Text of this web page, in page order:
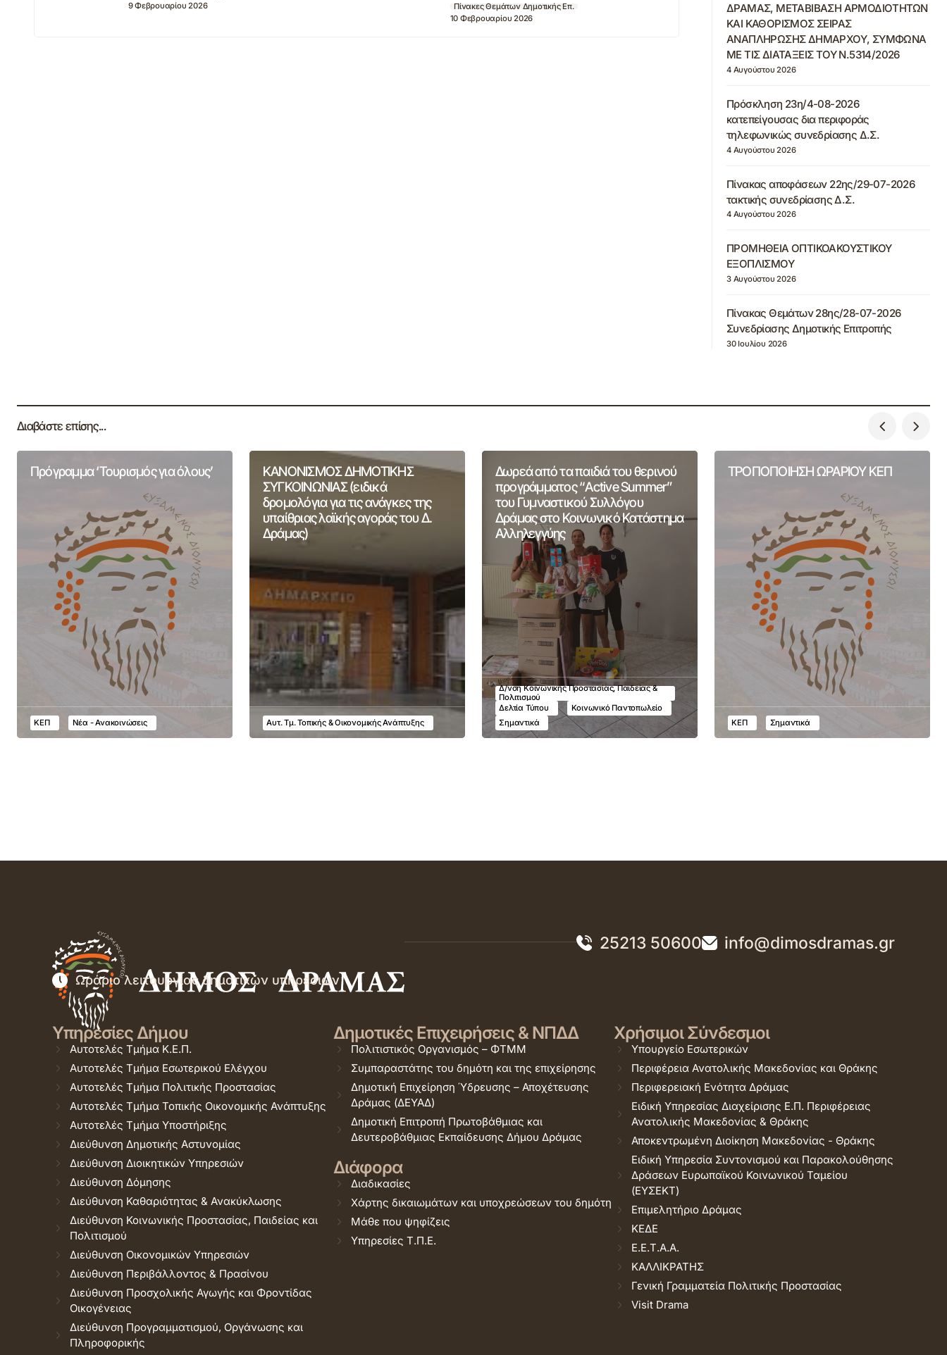
9 Φεβρουαρίου 2026
Πίνακες Θεμάτων Δημοτικής Επ.
10 Φεβρουαρίου 2026
ΔΡΑΜΑΣ, ΜΕΤΑΒΙΒΑΣΗ ΑΡΜΟΔΙΟΤΗΤΩΝ
ΚΑΙ ΚΑΘΟΡΙΣΜΟΣ ΣΕΙΡΑΣ
ΑΝΑΠΛΗΡΩΣΗΣ ΔΗΜΑΡΧΟΥ, ΣΥΜΦΩΝΑ
ΜΕ ΤΙΣ ΔΙΑΤΑΞΕΙΣ ΤΟΥ Ν.5314/2026
4 Αυγούστου 2026
Πρόσκληση 23η/4-08-2026
κατεπείγουσας δια περιφοράς
τηλεφωνικώς συνεδρίασης Δ.Σ.
4 Αυγούστου 2026
Πίνακας αποφάσεων 22ης/29-07-2026
τακτικής συνεδρίασης Δ.Σ.
4 Αυγούστου 2026
ΠΡΟΜΗΘΕΙΑ ΟΠΤΙΚΟΑΚΟΥΣΤΙΚΟΥ
ΕΞΟΠΛΙΣΜΟΥ
3 Αυγούστου 2026
Πίνακας Θεμάτων 28ης/28-07-2026
Συνεδρίασης Δημοτικής Επιτροπής
30 Ιουλίου 2026
Διαβάστε επίσης...
Πρόγραμμα ‘Τουρισμός για όλους’
ΚΕΠ Νέα - Ανακοινώσεις
ΚΑΝΟΝΙΣΜΟΣ ΔΗΜΟΤΙΚΗΣ
ΣΥΓΚΟΙΝΩΝΙΑΣ (ειδικά
δρομολόγια για τις ανάγκες της
υπαίθριας λαϊκής αγοράς του Δ.
Δράμας)
Αυτ. Τμ. Τοπικής & Οικονομικής Ανάπτυξης
Δωρεά από τα παιδιά του θερινού
προγράμματος “Active Summer”
του Γυμναστικού Συλλόγου
Δράμας στο Κοινωνικό Κατάστημα
Αλληλεγγύης
Δ/νση Κοινωνικής Προστασίας, Παιδείας &
Πολιτισμού
Δελτία Τύπου
Κοινωνικό Παντοπωλείο
Σημαντικά
ΤΡΟΠΟΠΟΙΗΣΗ ΩΡΑΡΙΟΥ ΚΕΠ
ΚΕΠ Σημαντικά
25213 50600 info@dimosdramas.gr
Ωράριο λειτουργίας δημοτικών υπηρεσιών
Υπηρεσίες Δήμου
Αυτοτελές Τμήμα Κ.Ε.Π.
Αυτοτελές Τμήμα Εσωτερικού Ελέγχου
Αυτοτελές Τμήμα Πολιτικής Προστασίας
Αυτοτελές Τμήμα Τοπικής Οικονομικής Ανάπτυξης
Αυτοτελές Τμήμα Υποστήριξης
Διεύθυνση Δημοτικής Αστυνομίας
Διεύθυνση Διοικητικών Υπηρεσιών
Διεύθυνση Δόμησης
Διεύθυνση Καθαριότητας & Ανακύκλωσης
Διεύθυνση Κοινωνικής Προστασίας, Παιδείας και
Πολιτισμού
Διεύθυνση Οικονομικών Υπηρεσιών
Διεύθυνση Περιβάλλοντος & Πρασίνου
Διεύθυνση Προσχολικής Αγωγής και Φροντίδας
Οικογένειας
Διεύθυνση Προγραμματισμού, Οργάνωσης και
Πληροφορικής
Δημοτικές Επιχειρήσεις & ΝΠΔΔ
Πολιτιστικός Οργανισμός – ΦΤΜΜ
Συμπαραστάτης του δημότη και της επιχείρησης
Δημοτική Επιχείρηση Ύδρευσης – Αποχέτευσης
Δράμας (ΔΕΥΑΔ)
Δημοτική Επιτροπή Πρωτοβάθμιας και
Δευτεροβάθμιας Εκπαίδευσης Δήμου Δράμας
Διάφορα
Διαδικασίες
Χάρτης δικαιωμάτων και υποχρεώσεων του δημότη
Μάθε που ψηφίζεις
Υπηρεσίες Τ.Π.Ε.
Χρήσιμοι Σύνδεσμοι
Υπουργείο Εσωτερικών
Περιφέρεια Ανατολικής Μακεδονίας και Θράκης
Περιφερειακή Ενότητα Δράμας
Ειδική Υπηρεσίας Διαχείρισης Ε.Π. Περιφέρειας
Ανατολικής Μακεδονίας & Θράκης
Αποκεντρωμένη Διοίκηση Μακεδονίας - Θράκης
Ειδική Υπηρεσία Συντονισμού και Παρακολούθησης
Δράσεων Ευρωπαϊκού Κοινωνικού Ταμείου
(ΕΥΣΕΚΤ)
Επιμελητήριο Δράμας
ΚΕΔΕ
Ε.Ε.Τ.Α.Α.
ΚΑΛΛΙΚΡΑΤΗΣ
Γενική Γραμματεία Πολιτικής Προστασίας
Visit Drama